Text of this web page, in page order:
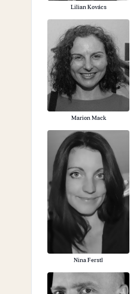
Lilian Kovács
Marion Mack
Nina Ferstl